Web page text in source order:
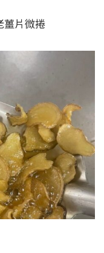
薑片微捲